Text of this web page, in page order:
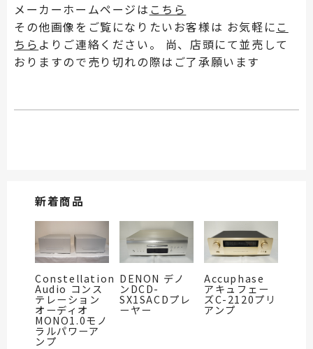
メーカーホームページは こちら
その他画像をご覧になりたいお客様は お気軽に こ
ちら よりご連絡ください。 尚、店頭にて並売して
おりますので売り切れの際はご了承願います
新着商品
Constellation
Audio コンス
テレーション
オーディオ
MONO1.0モノ
ラルパワーア
ンプ
DENON デノ
ンDCD-
SX1SACDプレ
ーヤー
Accuphase
アキュフェー
ズC-2120プリ
アンプ